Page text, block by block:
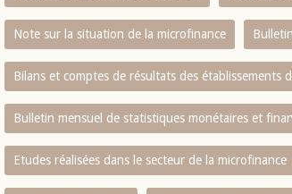
Note sur la situation de la microfinance
Bilans et comptes de résultats des établissements
Bulletin mensuel de statistiques monétaires et
Etudes réalisées dans le secteur de la microfinance